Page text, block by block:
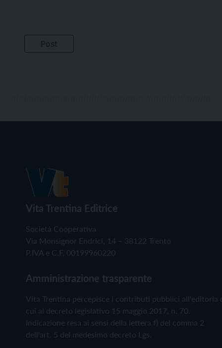
Vita Trentina Editrice
Società Cooperativa
Via Monsignor Endrici, 14 – 38122 Trento
P.IVA e C.F. 00199960220
Amministrazione trasparente
Vita Trentina percepisce i contributi pubblici all'editoria
cui al decreto legislativo 15 maggio 2017, n. 70.
Indicazione resa ai sensi della lettera f) del comma 2
dell'art. 5 del medesimo decreto Lgs.